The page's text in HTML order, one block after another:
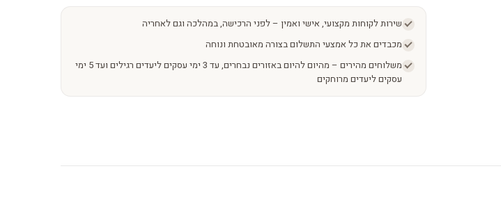
שירות לקוחות מקצועי, אישי ואמין – לפני הרכישה, במהלכה וגם לאחריה
מכבדים את כל אמצעי התשלום בצורה מאובטחת ונוחה
משלוחים מהירים – מהיום להיום באזורים נבחרים, עד 3 ימי עסקים ליעדים רגילים ועד 5 ימי
עסקים ליעדים מרוחקים